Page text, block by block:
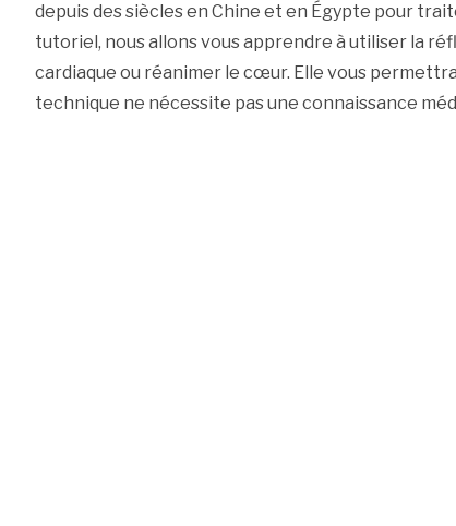
depuis des siècles en Chine et en Égypte pour
tutoriel, nous allons vous apprendre à utiliser la
cardiaque ou réanimer le cœur. Elle vous
technique ne nécessite pas une connaissance